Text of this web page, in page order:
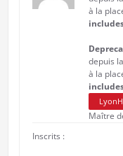
à la
depuis
à la
Maître
Inscrits :